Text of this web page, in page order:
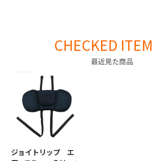
CHECKED ITEM
最近見た商品
ジョイトリップ エ